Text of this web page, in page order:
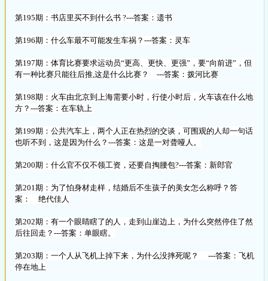
第195期：书店里买不到什么书 ?---答案：遗书
第196期：什么车最不可能发生车祸？---答案：灵车
第197期：体育比赛要求运动员“更高、更快、更强”，要“向前进”，但
有一种比赛只能往后推,这是什么比赛？ ---答案：拨河比赛
第198期：火车由北京到上海需要小时，行使小时后，火车该在什么地
方？---答案：在车轨上
第199期：公共汽车上，两个人正在热烈的交谈，可围观的人却一句话
也听不到，这是因为什么？---答案：这是一对聋哑人。
第200期：什么官不仅不领工资，还要自掏腰包?---答案：新郎官
第201期：为了怕身材走样，结婚后不生孩子的美女怎么称呼？答
案： 绝代佳人
第202期：有一个眼睛瞎了的人，走到山崖边上，为什么突然停住了然
后往回走？---答案：单眼瞎。
第203期：一个人从飞机上掉下来，为什么没摔死呢？ ---答案：飞机
停在地上